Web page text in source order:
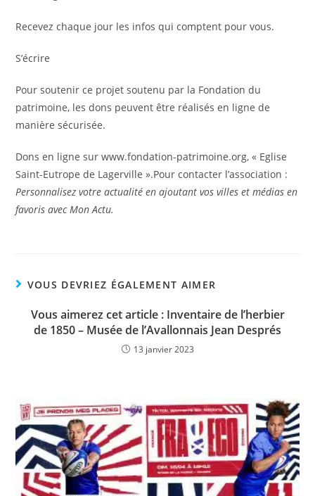
Recevez chaque jour les infos qui comptent pour vous.
S’écrire
Pour soutenir ce projet soutenu par la Fondation du
patrimoine, les dons peuvent être réalisés en ligne de
manière sécurisée.
Dons en ligne sur www.fondation-patrimoine.org, « Eglise
Saint-Eutrope de Lagerville ».Pour contacter l’association :
Personnalisez votre actualité en ajoutant vos villes et médias en
favoris avec Mon Actu.
VOUS DEVRIEZ ÉGALEMENT AIMER
Vous aimerez cet article : Inventaire de l’herbier
de 1850 – Musée de l’Avallonnais Jean Després
13 janvier 2023